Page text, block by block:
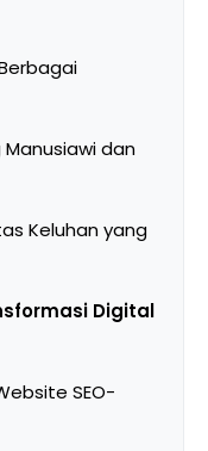
dan
Keluhan yang
Digital
SEO-